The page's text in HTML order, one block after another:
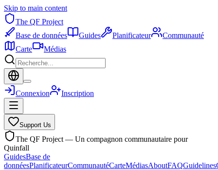
Skip to main content
The QF Project
Base de données
Guides Planificateur
Communauté
Carte
Médias
Connexion Inscription
Support Us
The QF Project — Un compagnon communautaire pour
Quinfall
GuidesBase de
donnéesPlanificateurCommunautéCarteMédiasAboutFAQGuidelines